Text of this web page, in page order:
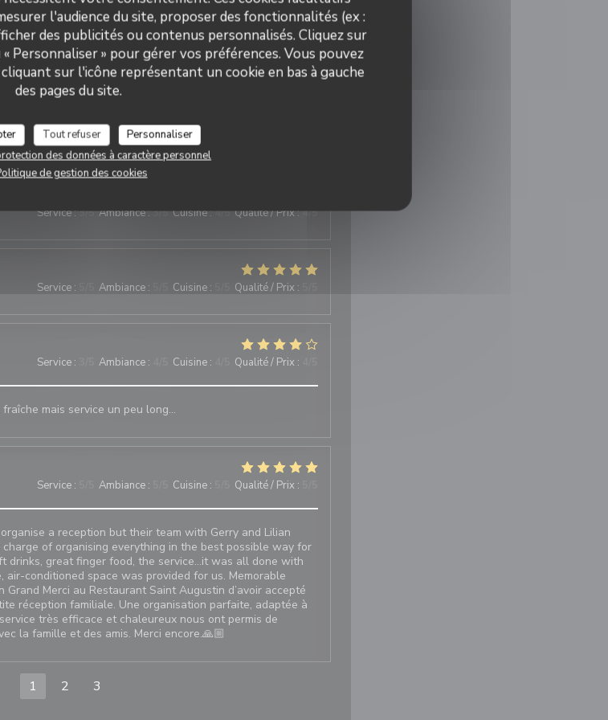
l'audience du site, proposer des fonctionnalités (ex :
des publicités ou contenus personnalisés. Cliquez sur
Personnaliser » pour gérer vos préférences. Vous pouvez
sur l'icône représentant un cookie en bas à gauche
des pages du site.
Tout refuser
Personnaliser
des données à caractère personnel
de gestion des cookies
Service: 5/5 Ambiance
sympa.
Service:3/5 Ambiance:3/5 Cuisine:4/5 Qualité / Prix:4/5
Service : Ambiance : Cuisine : Qualité / Prix :
Service : Ambiance : Cuisine : Qualité / Prix :
mais service un peu long…
Service : Ambiance : Cuisine : Qualité / Prix :
a reception but their team with Gerry and Lilian
of organising everything in the best possible way for
drinks, great finger food, the service…it was all done with
conditioned space was provided for us. Memorable
Merci au Restaurant Saint Augustin d’avoir accepté
réception familiale. Une organisation parfaite, adaptée à
très efficace et chaleureux nous ont permis de
la famille et des amis. Merci encore.🙏🏼
1 2 3